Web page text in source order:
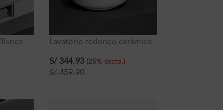
Lavatorio redondo cerámico
42x42x14 cm
S/ 344.93 (25% dscto.)
S/ 459.90